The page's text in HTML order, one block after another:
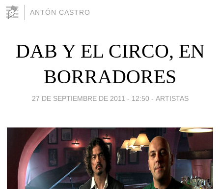
ANTÓN CASTRO
DAB Y EL CIRCO, EN
BORRADORES
27 DE SEPTIEMBRE DE 2011 - 12:50 - ARTISTAS